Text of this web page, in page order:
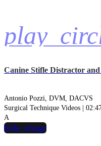
Canine Stifle Distractor
Antonio Pozzi, DVM, DACVS
Surgical Technique Videos |
A
hide_image